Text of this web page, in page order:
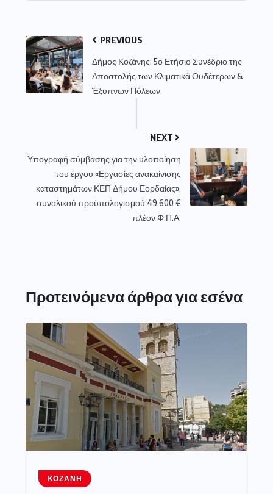
PREVIOUS
Δήμος Κοζάνης: 5ο Ετήσιο Συνέδριο της
Αποστολής των Κλιματικά Ουδέτερων &
Έξυπνων Πόλεων
NEXT
Υπογραφή σύμβασης για την υλοποίηση
του έργου «Εργασίες ανακαίνισης
καταστημάτων ΚΕΠ Δήμου Εορδαίας»,
συνολικού προϋπολογισμού 49.600 €
πλέον Φ.Π.Α.
Προτεινόμενα άρθρα για εσένα
ΚΟΖΆΝΗ